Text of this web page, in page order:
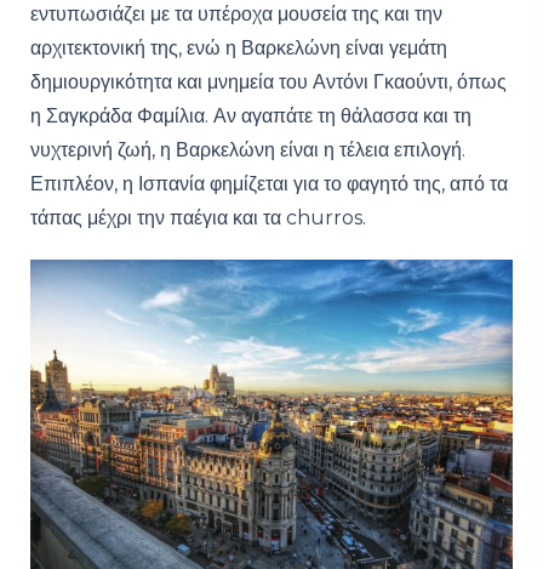
εντυπωσιάζει με τα υπέροχα μουσεία της και την
αρχιτεκτονική της, ενώ η Βαρκελώνη είναι γεμάτη
δημιουργικότητα και μνημεία του Αντόνι Γκαούντι, όπως
η Σαγκράδα Φαμίλια. Αν αγαπάτε τη θάλασσα και τη
νυχτερινή ζωή, η Βαρκελώνη είναι η τέλεια επιλογή.
Επιπλέον, η Ισπανία φημίζεται για το φαγητό της, από τα
τάπας μέχρι την παέγια και τα churros.